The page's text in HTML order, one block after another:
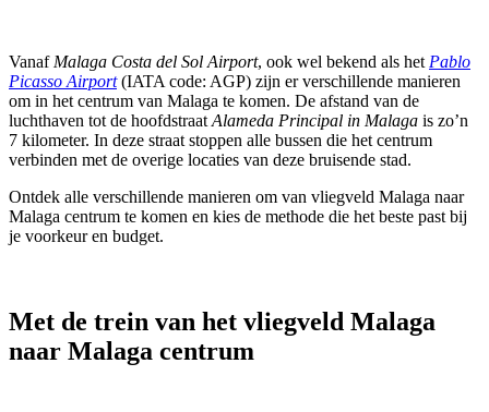
Vanaf Malaga Costa del Sol Airport, ook wel bekend als het Pablo
Picasso Airport(IATA code: AGP) zijn er verschillende manieren
om in het centrum van Malaga te komen. De afstand van de
luchthaven tot de hoofdstraat Alameda Principal in Malaga is zo’n
7 kilometer. In deze straat stoppen alle bussen die het centrum
verbinden met de overige locaties van deze bruisende stad.
Ontdek alle verschillende manieren om van vliegveld Malaga naar
Malaga centrum te komen en kies de methode die het beste past bij
je voorkeur en budget.
Met de trein van het vliegveld Malaga
naar Malaga centrum